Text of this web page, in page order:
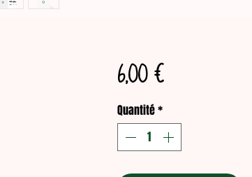
6,00 €Prix
Quantité*